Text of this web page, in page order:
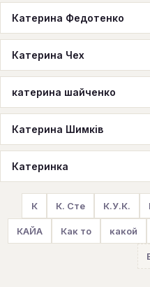
Катерина Федотенко
Катерина Чех
катерина шайченко
Катерина Шимків
Катеринка
К К. Сте К.У.К.
КАЙА Как то какой